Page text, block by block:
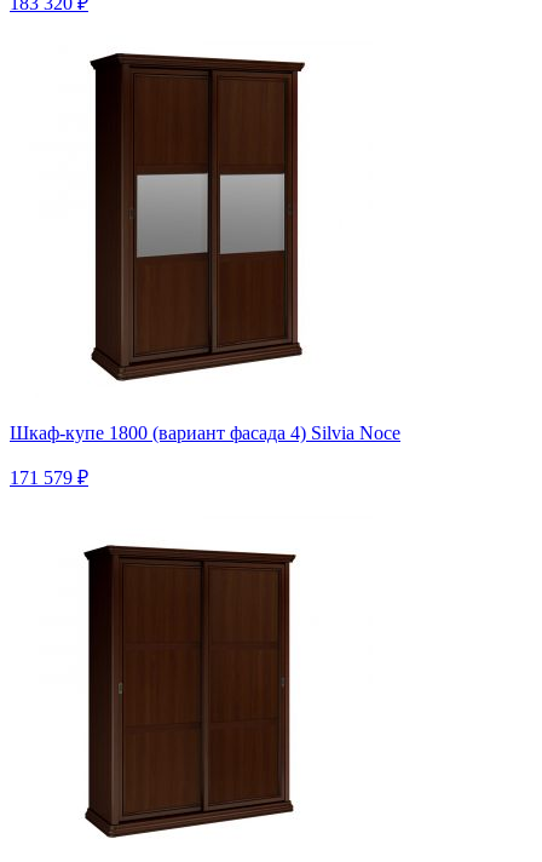
Шкаф-купе 1800 (вариант фасада 4) Silvia Noce
171 579 ₽